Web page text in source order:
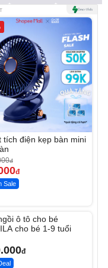
tích điện kẹp bàn mini
đ
đ
Sale
ô tô cho bé
cho bé 1-9 tuổi
đ